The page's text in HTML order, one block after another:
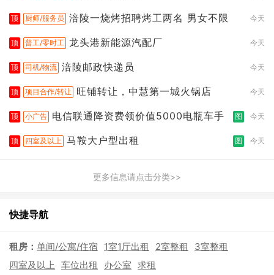
顶 厨师/服务员 涪陵一烧烤招聘烤工两名 男女不限 今天
顶 普工/零时工 龙头港新能源汽配厂 今天
顶 司机/物流 涪陵邮政快递员 今天
顶 项目合作/转让 旺铺转让，中慧第一城火锅店 今天
顶 小广告 电信联通降资费领价值5000电瓶车手 图 今天
顶 四室及以上 马鞍大户型出租 图 今天
更多信息请点击分类>>
快捷导航
租房： 单间/公寓/住宿 1室1厅出租 2室整租
3室整租
四室及以上 车位出租 办公室 求租